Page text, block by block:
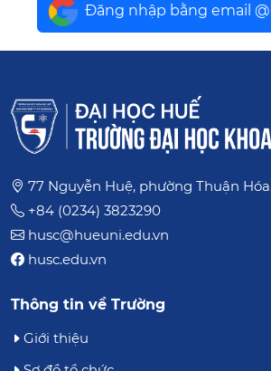
Đăng nhập bằng email
77 Nguyễn Huệ, phường Thuận
+84 (0234) 3823290
husc@hueuni.edu.vn
husc.edu.vn
Thông tin về Trường
Giới thiệu